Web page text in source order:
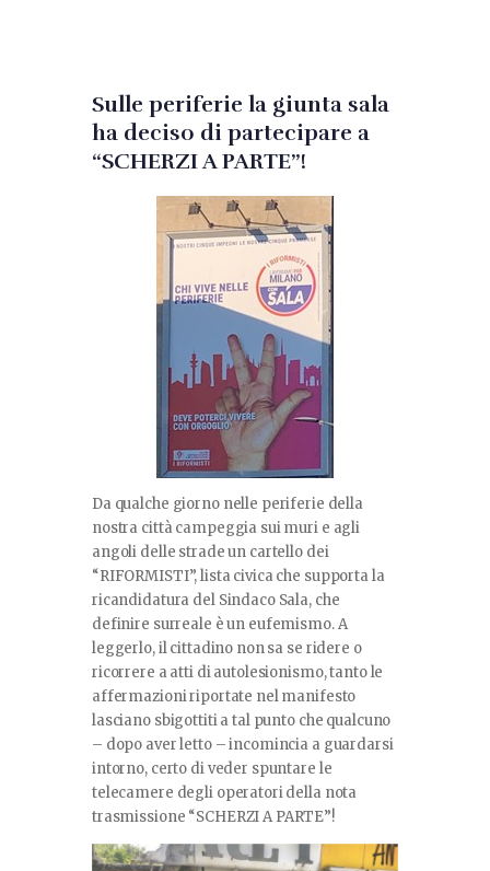
Sulle periferie la giunta sala
ha deciso di partecipare a
“SCHERZI A PARTE”!
Da qualche giorno nelle periferie della
nostra città campeggia sui muri e agli
angoli delle strade un cartello dei
“RIFORMISTI”, lista civica che supporta la
ricandidatura del Sindaco Sala, che
definire surreale è un eufemismo. A
leggerlo, il cittadino non sa se ridere o
ricorrere a atti di autolesionismo, tanto le
affermazioni riportate nel manifesto
lasciano sbigottiti a tal punto che qualcuno
– dopo aver letto – incomincia a guardarsi
intorno, certo di veder spuntare le
telecamere degli operatori della nota
trasmissione “SCHERZI A PARTE”!